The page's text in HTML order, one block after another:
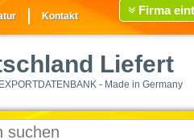
Kontakt Firma
Liefert
- Made in Germany